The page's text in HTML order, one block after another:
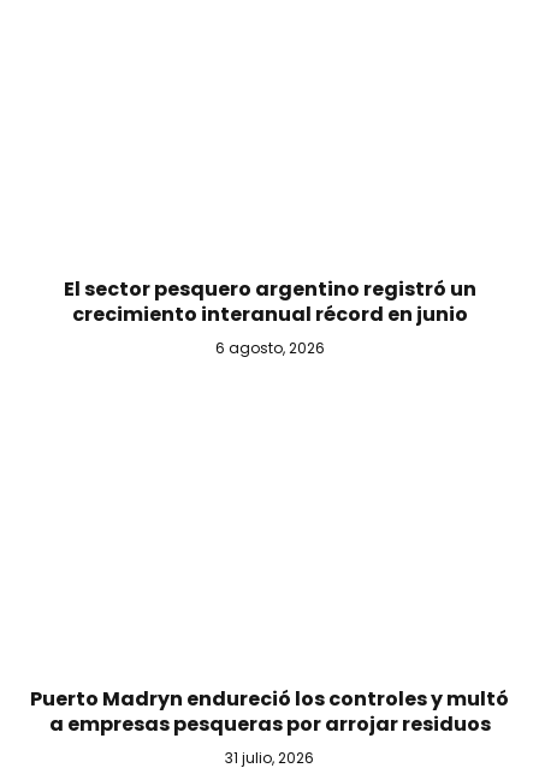
El sector pesquero argentino registró un
crecimiento interanual récord en junio
6 agosto, 2026
Puerto Madryn endureció los controles y multó
a empresas pesqueras por arrojar residuos
31 julio, 2026